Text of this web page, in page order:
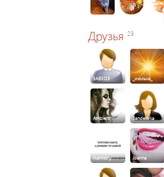
Друзья 23
3ABXO3 _июлька_
Ambient Banderivka
Harmony Joanna